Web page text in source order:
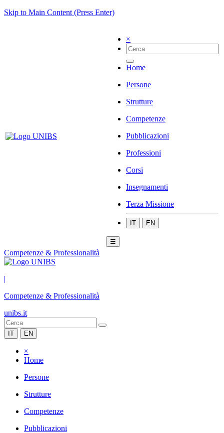
Skip to Main Content (Press Enter)
×
Home
Persone
Strutture
Competenze
Pubblicazioni
Professioni
Corsi
Insegnamenti
Terza Missione
IT EN
☰
Competenze & Professionalità
|
Competenze & Professionalità
unibs.it
IT EN
×
Home
Persone
Strutture
Competenze
Pubblicazioni